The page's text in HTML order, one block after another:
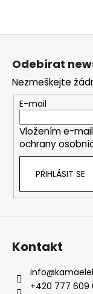
Z
Odebírat
Nezmeškejte
E-mail
Vložením e-
ochrany
PŘIHLÁSIT SE
Kontakt
info@
+420 777 609